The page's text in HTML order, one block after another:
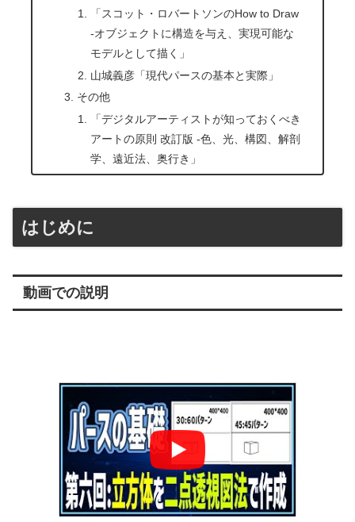
「スコット・ロバートソンのHow to Draw
-オブジェクトに構造を与え、実現可能な
モデルとして描く」
山城義彦「現代パースの基本と実際」
その他
「デジタルアーティストが知っておくべき
アートの原則 改訂版 -色、光、構図、解剖
学、遠近法、奥行き」
はじめに
動画での説明